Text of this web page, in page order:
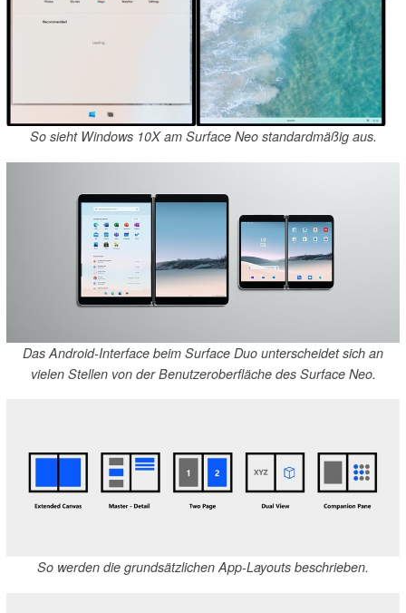
So sieht Windows 10X am Surface Neo standardmäßig aus.
Das Android-Interface beim Surface Duo unterscheidet sich an
vielen Stellen von der Benutzeroberfläche des Surface Neo.
So werden die grundsätzlichen App-Layouts beschrieben.